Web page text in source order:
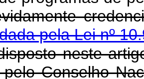
pela Lei nº
neste
Conselho